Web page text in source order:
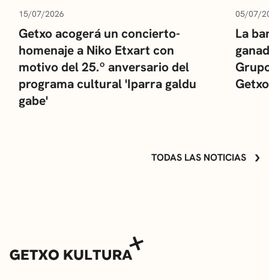
15/07/2026
Getxo acogerá un concierto-
homenaje a Niko Etxart con
motivo del 25.º anversario del
programa cultural 'Iparra galdu
gabe'
05/07/
La
Getxo
TODAS LAS NOTICIAS